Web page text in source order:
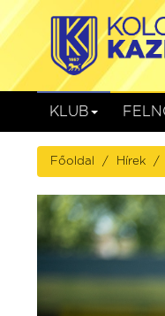
KLUB
Főoldal Hírek